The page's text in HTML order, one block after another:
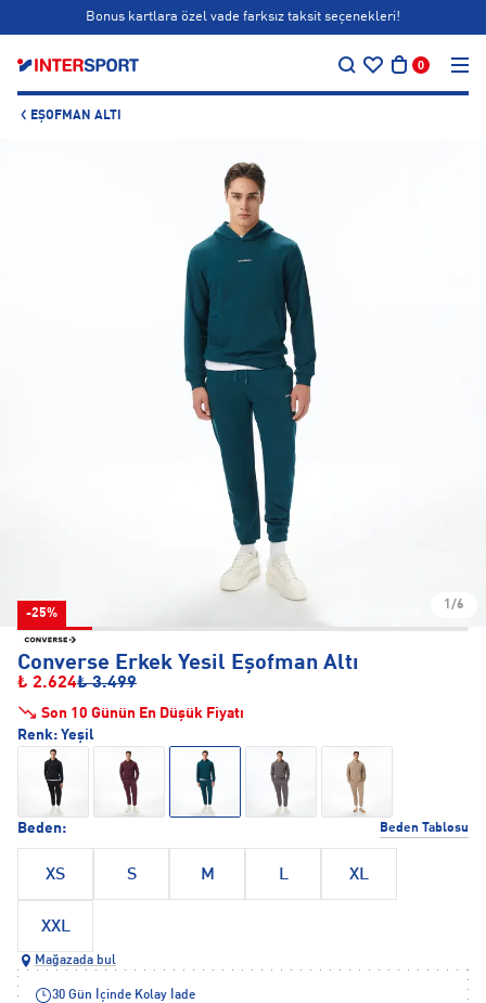
Bonus kartlara özel vade farksız taksit seçenekleri!
0
EŞOFMAN ALTI
-25%
1/6
Converse Erkek Yesil Eşofman Altı
₺ 2.624₺ 3.499
Son 10 Günün En Düşük Fiyatı
Beden: Beden Tablosu
XS S M L XL
XXL
Renk: Yeşil
Mağazada bul
30 Gün İçinde Kolay İade